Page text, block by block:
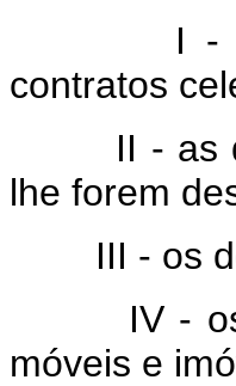
I - os
contratos
II - as
lhe forem
III - os
IV - os
móveis e